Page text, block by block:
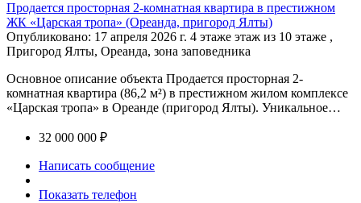
Продается просторная 2-комнатная квартира в престижном
ЖК «Царская тропа» (Ореанда, пригород Ялты)
Опубликовано: 17 апреля 2026 г. 4 этаже этаж из 10 этаже ,
Пригород Ялты, Ореанда, зона заповедника
Основное описание объекта Продается просторная 2-
комнатная квартира (86,2 м²) в престижном жилом комплексе
«Царская тропа» в Ореанде (пригород Ялты). Уникальное…
32 000 000 ₽
Написать сообщение
Показать телефон